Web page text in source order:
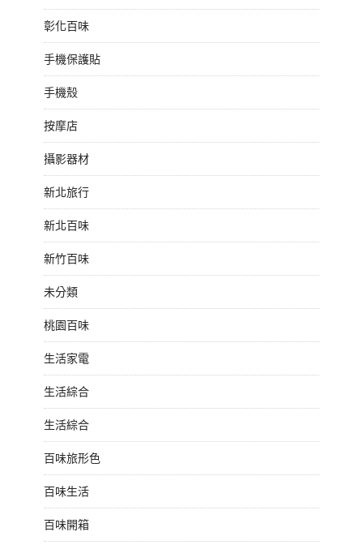
彰化百味
手機保護貼
手機殼
按摩店
攝影器材
新北旅行
新北百味
新竹百味
未分類
桃園百味
生活家電
生活綜合
生活綜合
百味旅形色
百味生活
百味開箱